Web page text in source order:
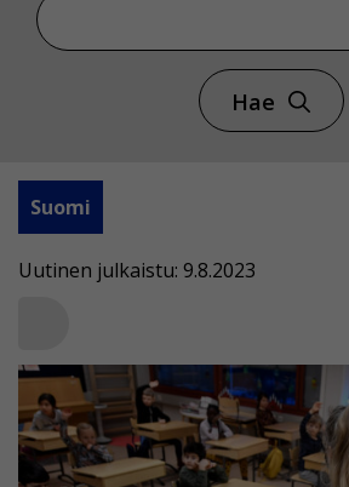
Hae
Suomi
Uutinen julkaistu: 9.8.2023